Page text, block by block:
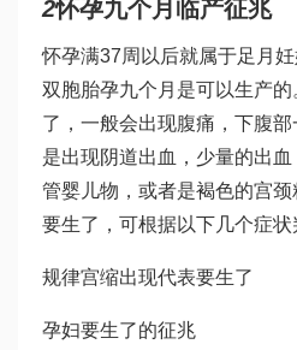
2怀孕九个月临产征兆
怀孕满37周以后就属于足月
双胞胎孕九个月是可以生产
了，一般会出现腹痛，下腹
是出现阴道出血，少量的出
管婴儿物，或者是褐色的宫
要生了，可根据以下几个症状
规律宫缩出现代表要生了
孕妇要生了的征兆